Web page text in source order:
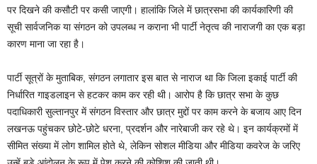
पर दिखने की कसौटी पर कसी जाएगी। हालांकि जिले में छात्रसभा की कार्यकारिणी की
सूची सार्वजनिक या संगठन को उपलब्ध न कराना भी पार्टी नेतृत्व की नाराजगी का एक बड़ा
कारण माना जा रहा है।
पार्टी सूत्रों के मुताबिक, संगठन लगातार इस बात से नाराज था कि जिला इकाई पार्टी की
निर्धारित गाइडलाइन से हटकर काम कर रही थी। आरोप है कि छात्र सभा के कुछ
पदाधिकारी सुल्तानपुर में संगठन विस्तार और छात्र मुद्दों पर काम करने के बजाय आए दिन
लखनऊ पहुंचकर छोटे-छोटे धरना, प्रदर्शन और नारेबाजी कर रहे थे। इन कार्यक्रमों में
सीमित संख्या में लोग शामिल होते थे, लेकिन सोशल मीडिया और मीडिया कवरेज के जरिए